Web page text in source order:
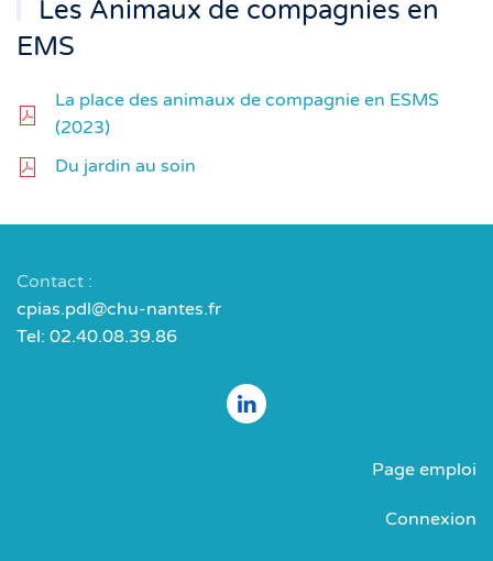
Les Animaux de compagnies en
EMS
La place des animaux de compagnie en ESMS
(2023)
Du jardin au soin
Contact :
cpias.pdl@chu-nantes.fr
Tel: 02.40.08.39.86
Page emploi
Connexion